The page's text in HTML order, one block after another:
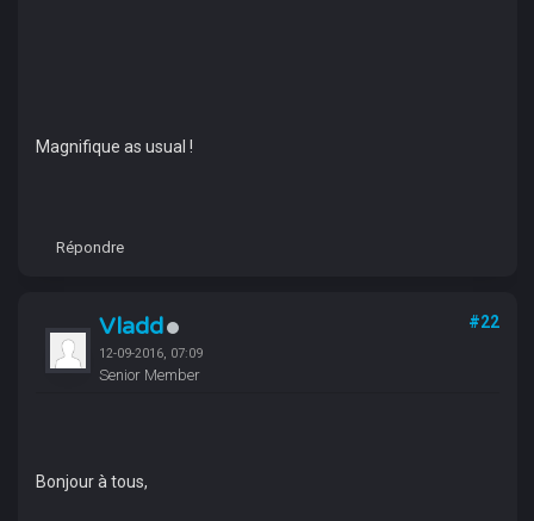
Magnifique as usual !
Répondre
Vladd
12-09-2016, 07:09
Senior Member
#22
Bonjour à tous,